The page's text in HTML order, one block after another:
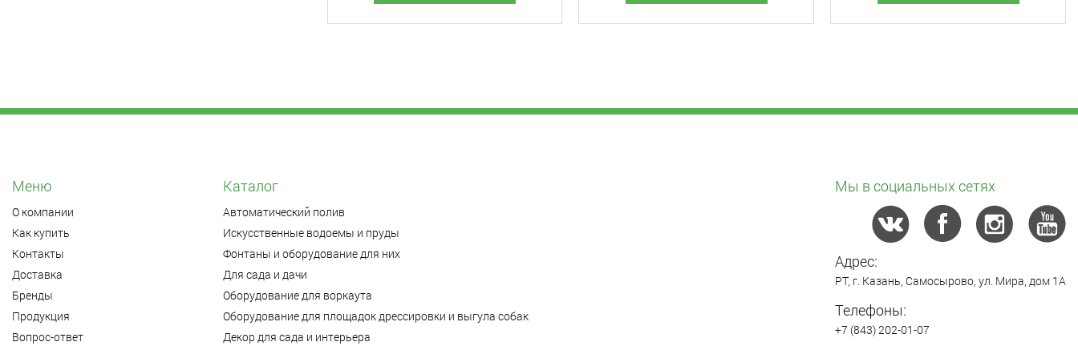
Меню
О компании
Как купить
Контакты
Доставка
Бренды
Продукция
Вопрос-ответ
Каталог
Автоматический полив
Искусственные водоемы и пруды
Фонтаны и оборудование для них
Для сада и дачи
Оборудование для воркаута
Оборудование для площадок дрессировки и выгула собак
Декор для сада и интерьера
Мы в социальных сетях
Адрес:
РТ, г. Казань, Самосырово, ул. Мира, дом 1А
Телефоны:
+7 (843) 202-01-07